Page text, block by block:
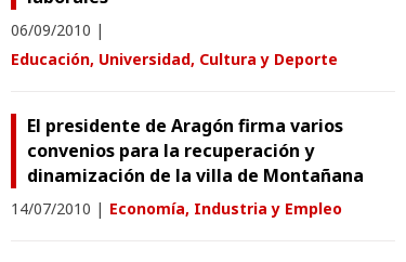
06/09/2010 |
Educación, Universidad, Cultura y Deporte
El presidente de Aragón firma varios
convenios para la recuperación y
dinamización de la villa de Montañana
14/07/2010 | Economía, Industria y Empleo